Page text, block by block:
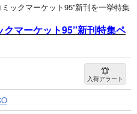
ックマーケット95”新刊を一挙特集
マーケット95”新刊特集ペ
入荷アラート